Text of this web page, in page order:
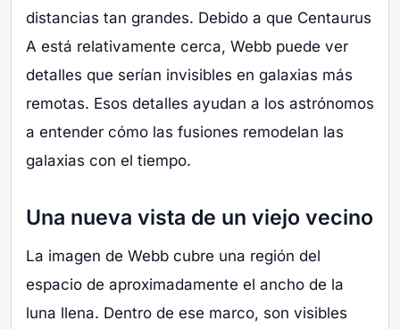
distancias tan grandes. Debido a que Centaurus
A está relativamente cerca, Webb puede ver
detalles que serían invisibles en galaxias más
remotas. Esos detalles ayudan a los astrónomos
a entender cómo las fusiones remodelan las
galaxias con el tiempo.
Una nueva vista de un viejo vecino
La imagen de Webb cubre una región del
espacio de aproximadamente el ancho de la
luna llena. Dentro de ese marco, son visibles